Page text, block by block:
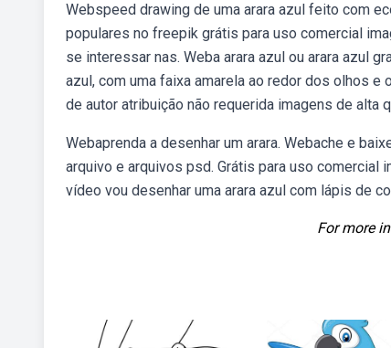
Webspeed drawing de uma arara azul feito com
populares no freepik grátis para uso comercial
se interessar nas. Weba arara azul ou arara azul
azul, com uma faixa amarela ao redor dos olhos
de autor atribuição não requerida imagens de alta
Webaprenda a desenhar um arara. Webache e
arquivo e arquivos psd. Grátis para uso comercial
vídeo vou desenhar uma arara azul com lápis de
For more